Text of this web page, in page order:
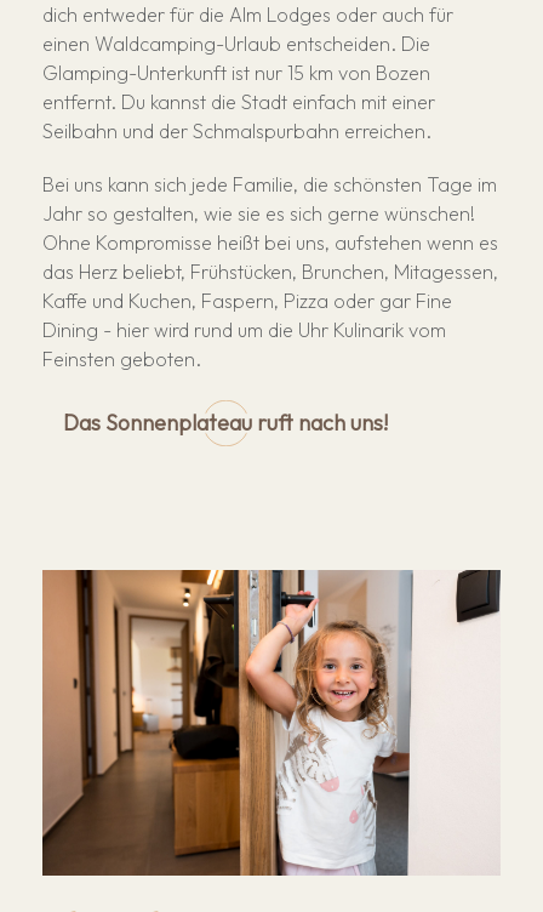
dich entweder für die Alm Lodges oder auch für
einen Waldcamping-Urlaub entscheiden. Die
Glamping-Unterkunft ist nur 15 km von Bozen
entfernt. Du kannst die Stadt einfach mit einer
Seilbahn und der Schmalspurbahn erreichen.
Bei uns kann sich jede Familie, die schönsten Tage im
Jahr so gestalten, wie sie es sich gerne wünschen!
Ohne Kompromisse heißt bei uns, aufstehen wenn es
das Herz beliebt, Frühstücken, Brunchen, Mitagessen,
Kaffe und Kuchen, Faspern, Pizza oder gar Fine
Dining - hier wird rund um die Uhr Kulinarik vom
Feinsten geboten.
Das Sonnenplateau ruft nach uns!